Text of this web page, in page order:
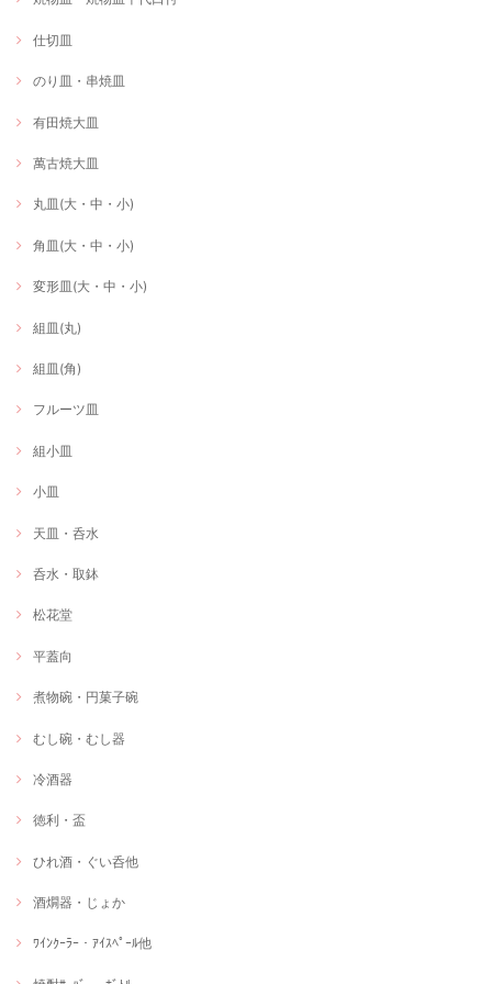
仕切皿
のり皿・串焼皿
有田焼大皿
萬古焼大皿
丸皿(大・中・小)
角皿(大・中・小)
変形皿(大・中・小)
組皿(丸)
組皿(角)
フルーツ皿
組小皿
小皿
天皿・呑水
呑水・取鉢
松花堂
平蓋向
煮物碗・円菓子碗
むし碗・むし器
冷酒器
徳利・盃
ひれ酒・ぐい呑他
酒燗器・じょか
ﾜｲﾝｸｰﾗｰ・ｱｲｽﾍﾟｰﾙ他